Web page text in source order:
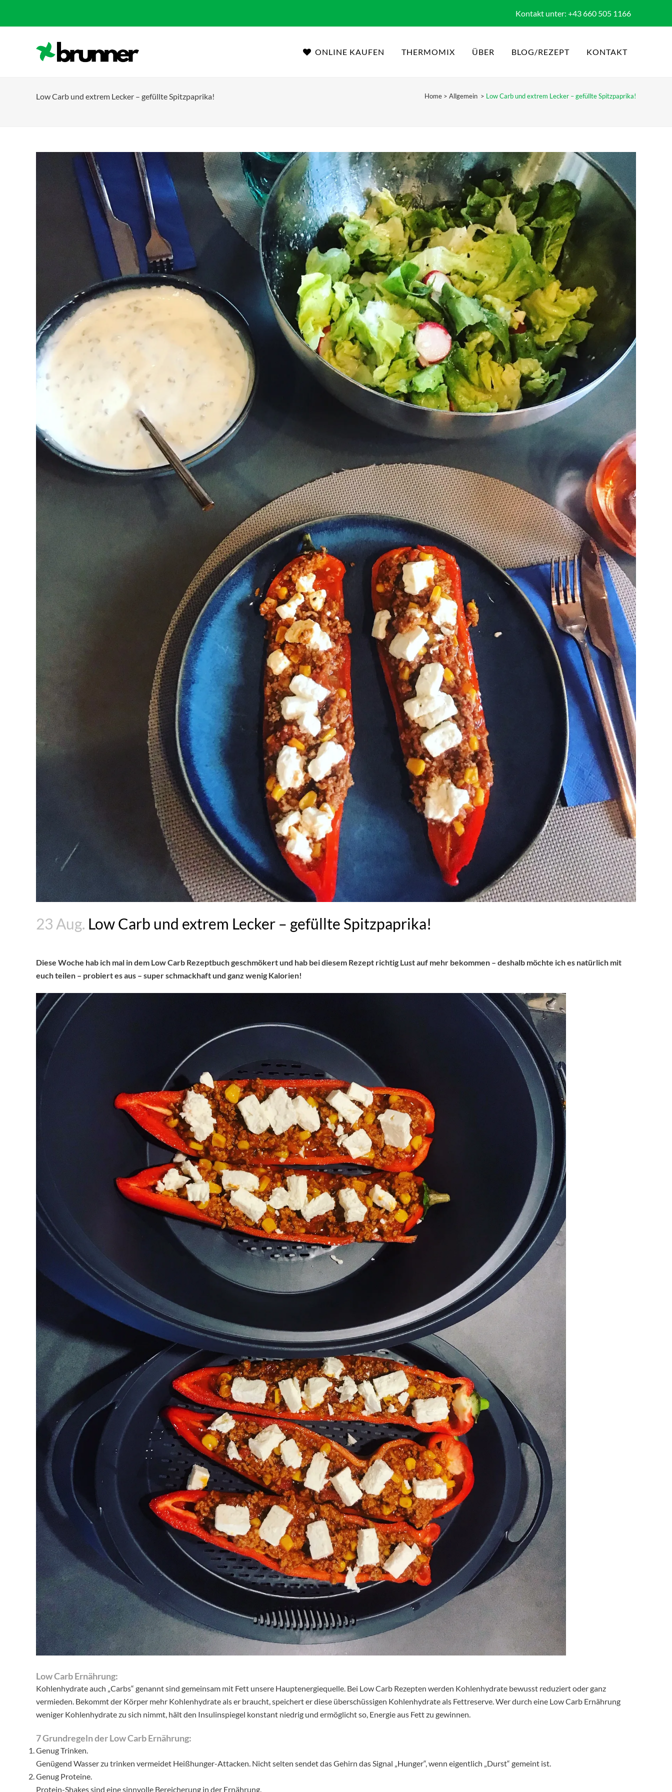
Kontakt unter: +43 660 505 1166
ONLINE KAUFEN THERMOMIX ÜBER BLOG/REZEPT KONTAKT
Low Carb und extrem Lecker – gefüllte Spitzpaprika! Home > Allgemein > Low Carb und extrem Lecker – gefüllte Spitzpaprika!
23 Aug. Low Carb und extrem Lecker – gefüllte Spitzpaprika!
Diese Woche hab ich mal in dem Low Carb Rezeptbuch geschmökert und hab bei diesem Rezept richtig Lust auf mehr bekommen – deshalb möchte ich es natürlich mit
euch teilen – probiert es aus – super schmackhaft und ganz wenig Kalorien!
Low Carb Ernährung:
Kohlenhydrate auch „Carbs“ genannt sind gemeinsam mit Fett unsere Hauptenergiequelle. Bei Low Carb Rezepten werden Kohlenhydrate bewusst reduziert oder ganz
vermieden. Bekommt der Körper mehr Kohlenhydrate als er braucht, speichert er diese überschüssigen Kohlenhydrate als Fettreserve. Wer durch eine Low Carb Ernährung
weniger Kohlenhydrate zu sich nimmt, hält den Insulinspiegel konstant niedrig und ermöglicht so, Energie aus Fett zu gewinnen.
7 Grundregeln der Low Carb Ernährung:
Genug Trinken.
Genügend Wasser zu trinken vermeidet Heißhunger-Attacken. Nicht selten sendet das Gehirn das Signal „Hunger“, wenn eigentlich „Durst“ gemeint ist.
Genug Proteine.
Protein-Shakes sind eine sinnvolle Bereicherung in der Ernährung.